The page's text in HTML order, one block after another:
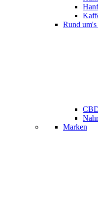
Rund
Marken